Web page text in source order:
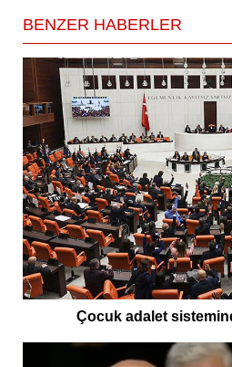
BENZER HABERLER
Çocuk adalet